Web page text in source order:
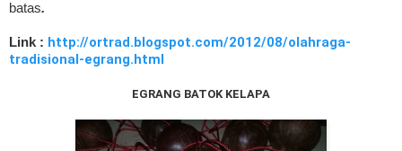
batas.
Link : http://ortrad.blogspot.com/2012/08/olahraga-
tradisional-egrang.html
EGRANG BATOK KELAPA